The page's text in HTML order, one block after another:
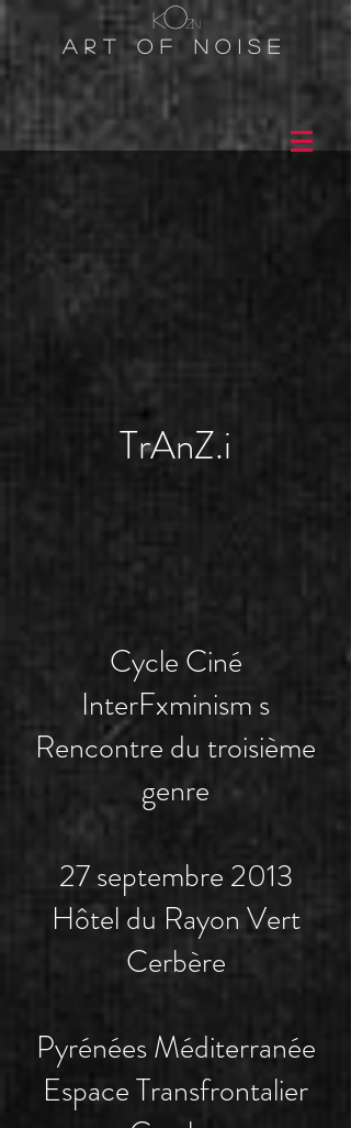
kozn
Art of noIse
TrAnZ.i
Cycle Ciné
InterFxminism s
Rencontre du troisième
genre
27 septembre 2013
Hôtel du Rayon Vert
Cerbère
Pyrénées Méditerranée
Espace Transfrontalier